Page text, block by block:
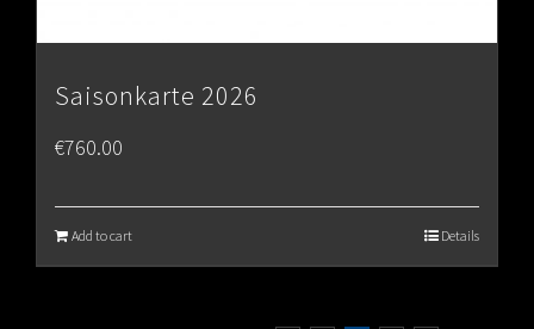
Saisonkarte 2026
€760.00
Add to cart Details